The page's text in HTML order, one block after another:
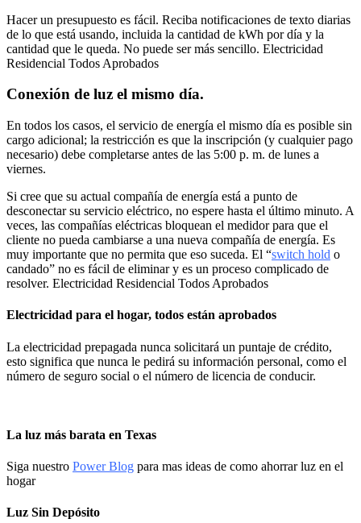
Hacer un presupuesto es fácil. Reciba notificaciones de texto diarias
de lo que está usando, incluida la cantidad de kWh por día y la
cantidad que le queda. No puede ser más sencillo. Electricidad
Residencial Todos Aprobados
Conexión de luz el mismo día.
En todos los casos, el servicio de energía el mismo día es posible sin
cargo adicional; la restricción es que la inscripción (y cualquier pago
necesario) debe completarse antes de las 5:00 p. m. de lunes a
viernes.
Si cree que su actual compañía de energía está a punto de
desconectar su servicio eléctrico, no espere hasta el último minuto. A
veces, las compañías eléctricas bloquean el medidor para que el
cliente no pueda cambiarse a una nueva compañía de energía. Es
muy importante que no permita que eso suceda. El “switch hold o
candado” no es fácil de eliminar y es un proceso complicado de
resolver. Electricidad Residencial Todos Aprobados
Electricidad para el hogar, todos están aprobados
La electricidad prepagada nunca solicitará un puntaje de crédito,
esto significa que nunca le pedirá su información personal, como el
número de seguro social o el número de licencia de conducir.
La luz más barata en Texas
Siga nuestro Power Blog para mas ideas de como ahorrar luz en el
hogar
Luz Sin Depósito